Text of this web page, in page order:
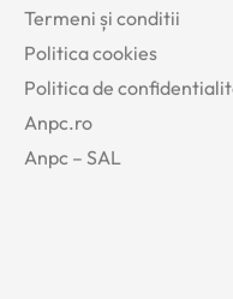
Termeni și conditii
Politica cookies
Politica de
Anpc.ro
Anpc – SAL